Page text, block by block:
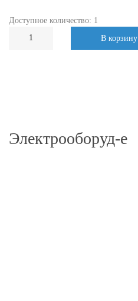
Доступное количество: 1
В корзину
Электрооборуд-е